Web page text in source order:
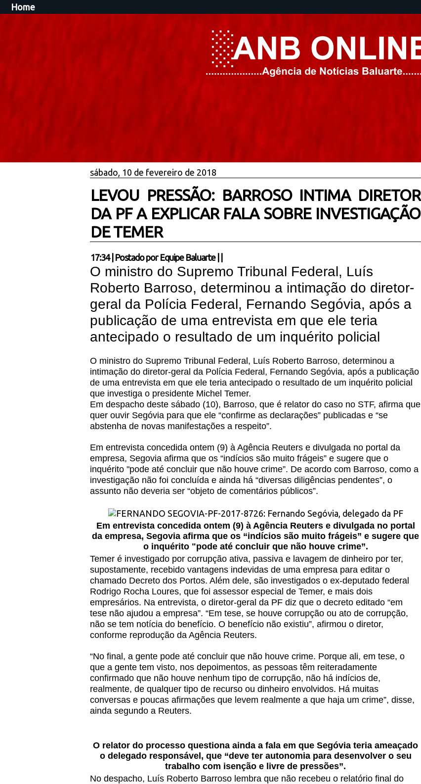
Home
sábado, 10 de fevereiro de 2018
LEVOU PRESSÃO: BARROSO INTIMA DIRETOR
DA PF A EXPLICAR FALA SOBRE INVESTIGAÇÃO
DE TEMER
17:34| Postado por Equipe Baluarte
O ministro do Supremo Tribunal Federal, Luís
Roberto Barroso, determinou a intimação do diretor-
geral da Polícia Federal, Fernando Segóvia, após a
publicação de uma entrevista em que ele teria
antecipado o resultado de um inquérito policial
O ministro do Supremo Tribunal Federal, Luís Roberto Barroso, determinou a
intimação do diretor-geral da Polícia Federal, Fernando Segóvia, após a publicação
de uma entrevista em que ele teria antecipado o resultado de um inquérito policial
que investiga o presidente Michel Temer.
Em despacho deste sábado (10), Barroso, que é relator do caso no STF, afirma que
quer ouvir Segóvia para que ele “confirme as declarações” publicadas e “se
abstenha de novas manifestações a respeito”.
Em entrevista concedida ontem (9) à Agência Reuters e divulgada no portal da
empresa, Segovia afirma que os “indícios são muito frágeis” e sugere que o
inquérito "pode até concluir que não houve crime”. De acordo com Barroso, como a
investigação não foi concluída e ainda há “diversas diligências pendentes”, o
assunto não deveria ser “objeto de comentários públicos”.
Em entrevista concedida ontem (9) à Agência Reuters e divulgada no portal
da empresa, Segovia afirma que os “indícios são muito frágeis” e sugere que
o inquérito "pode até concluir que não houve crime”.
Temer é investigado por corrupção ativa, passiva e lavagem de dinheiro por ter,
supostamente, recebido vantagens indevidas de uma empresa para editar o
chamado Decreto dos Portos. Além dele, são investigados o ex-deputado federal
Rodrigo Rocha Loures, que foi assessor especial de Temer, e mais dois
empresários. Na entrevista, o diretor-geral da PF diz que o decreto editado “em
tese não ajudou a empresa”. “Em tese, se houve corrupção ou ato de corrupção,
não se tem notícia do benefício. O benefício não existiu”, afirmou o diretor,
conforme reprodução da Agência Reuters.
“No final, a gente pode até concluir que não houve crime. Porque ali, em tese, o
que a gente tem visto, nos depoimentos, as pessoas têm reiteradamente
confirmado que não houve nenhum tipo de corrupção, não há indícios de,
realmente, de qualquer tipo de recurso ou dinheiro envolvidos. Há muitas
conversas e poucas afirmações que levem realmente a que haja um crime”, disse,
ainda segundo a Reuters.
O relator do processo questiona ainda a fala em que Segóvia teria ameaçado
o delegado responsável, que “deve ter autonomia para desenvolver o seu
trabalho com isenção e livre de pressões”.
No despacho, Luís Roberto Barroso lembra que não recebeu o relatório final do